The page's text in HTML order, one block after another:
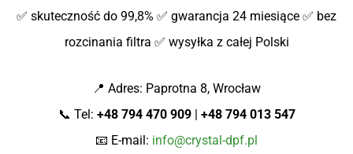
✅ skuteczność do 99,8% ✅ gwarancja 24 miesiące ✅ bez
rozcinania filtra ✅ wysyłka z całej Polski
📍 Adres: Paprotna 8, Wrocław
📞 Tel: +48 794 470 909| +48 794 013 547
📧 E-mail: info@crystal-dpf.pl